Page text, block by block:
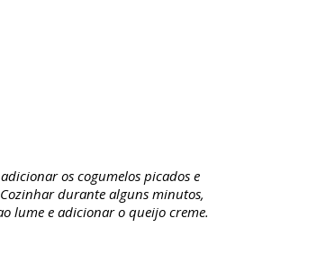
os cogumelos picados e
durante alguns minutos,
lume e adicionar o queijo creme.